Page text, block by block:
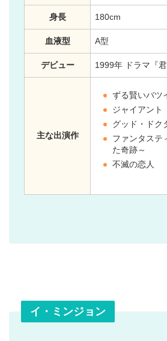
身長 180cm
血液型 A型
デビュー 1999年 ドラマ『
主な出演作
ずる賢いバツ
ジャイアント
グッド・ドク
ファンタステ
た奇跡～
不滅の恋人
イ・ミンジョン